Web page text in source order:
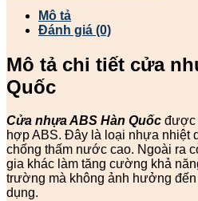
Mô tả
Đánh giá (0)
Mô tả chi tiết cửa
Quốc
Cửa nhựa ABS Hàn Quốc được
hợp ABS. Đây là loại nhựa nhiệt
chống thấm nước cao. Ngoài ra
gia khác làm tăng cường khả
trường mà không ảnh hưởng
dụng.